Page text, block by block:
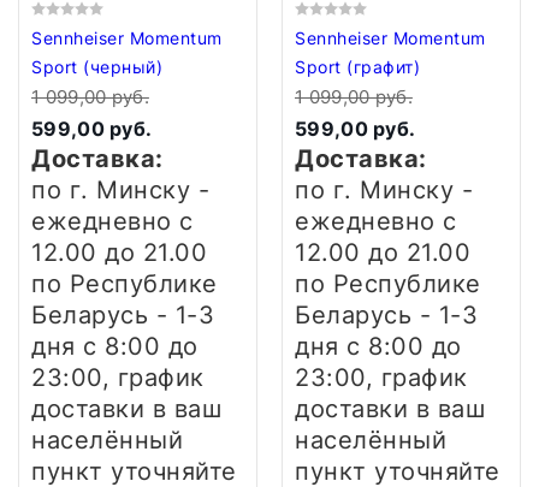
Sennheiser Momentum
Sport (черный)
1 099,00 руб.
599,00 руб.
Доставка:
по г. Минску -
ежедневно с
12.00 до 21.00
по Республике
Беларусь - 1-3
дня с 8:00 до
23:00, график
доставки в ваш
населённый
пункт уточняйте
Sennheiser Momentum
Sport (графит)
1 099,00 руб.
599,00 руб.
Доставка:
по г. Минску -
ежедневно с
12.00 до 21.00
по Республике
Беларусь - 1-3
дня с 8:00 до
23:00, график
доставки в ваш
населённый
пункт уточняйте